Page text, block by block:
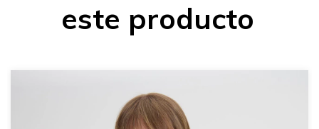
este producto